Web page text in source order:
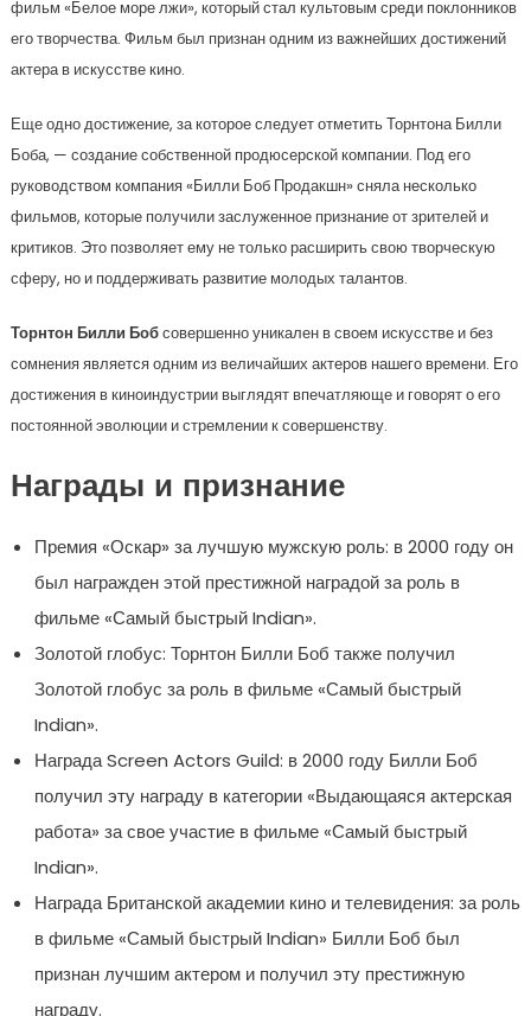
фильм «Белое море лжи», который стал культовым среди поклонников
его творчества. Фильм был признан одним из важнейших достижений
актера в искусстве кино.
Еще одно достижение, за которое следует отметить Торнтона Билли
Боба, — создание собственной продюсерской компании. Под его
руководством компания «Билли Боб Продакшн» сняла несколько
фильмов, которые получили заслуженное признание от зрителей и
критиков. Это позволяет ему не только расширить свою творческую
сферу, но и поддерживать развитие молодых талантов.
Торнтон Билли Бобсовершенно уникален в своем искусстве и без
сомнения является одним из величайших актеров нашего времени. Его
достижения в киноиндустрии выглядят впечатляюще и говорят о его
постоянной эволюции и стремлении к совершенству.
Награды и признание
Премия «Оскар» за лучшую мужскую роль: в 2000 году он
был награжден этой престижной наградой за роль в
фильме «Самый быстрый Indian».
Золотой глобус: Торнтон Билли Боб также получил
Золотой глобус за роль в фильме «Самый быстрый
Indian».
Награда Screen Actors Guild: в 2000 году Билли Боб
получил эту награду в категории «Выдающаяся актерская
работа» за свое участие в фильме «Самый быстрый
Indian».
Награда Британской академии кино и телевидения: за роль
в фильме «Самый быстрый Indian» Билли Боб был
признан лучшим актером и получил эту престижную
награду.